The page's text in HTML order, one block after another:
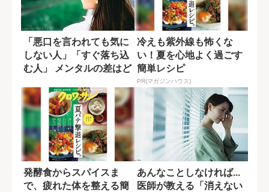
「悪口を言われても気に
しない人」「すぐ落ち込
む人」 メンタルの差はど
冷えも紫外線も怖くな
い！夏を心地よく過ごす
簡単レシピ
PR(マガジンハウス)
発酵食からスパイスま
で、疲れた体を整える簡
あんなことしなければ...
医師が教える「消えない